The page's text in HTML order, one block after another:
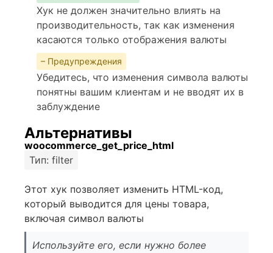
Хук не должен значительно влиять на
производительность, так как изменения
касаются только отображения валюты
– Предупреждения
Убедитесь, что изменения символа валюты
понятны вашим клиентам и не вводят их в
заблуждение
Альтернативы
woocommerce_get_price_html
Тип: filter
Этот хук позволяет изменить HTML-код,
который выводится для цены товара,
включая символ валюты
Используйте его, если нужно более